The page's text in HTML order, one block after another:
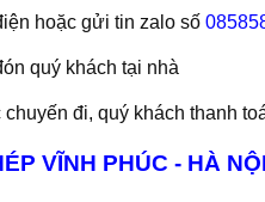
hoặc gửi tin zalo số
quý khách tại nhà
đi, quý khách thanh
VĨNH PHÚC - HÀ NỘI